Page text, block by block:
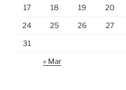
17 18 19 20
24 25 26 27
31
« Mar